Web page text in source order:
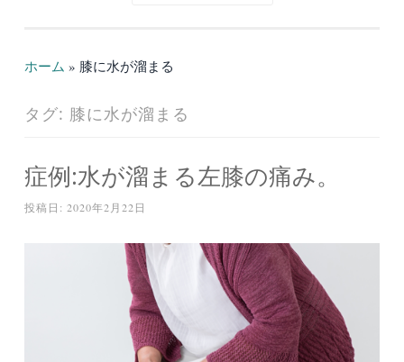
ホーム » 膝に水が溜まる
タグ: 膝に水が溜まる
症例:水が溜まる左膝の痛み。
投稿日: 2020年2月22日